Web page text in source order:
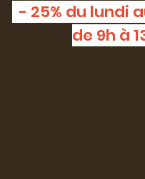
- 25% du lundi
de 9h à